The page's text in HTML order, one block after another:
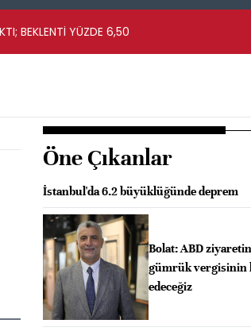
BEKLENTİ YÜZDE 6,50
Öne Çıkanlar
İstanbul'da 6.2 büyüklüğünde deprem
Bolat: ABD
gümrük vergisinin
edeceğiz